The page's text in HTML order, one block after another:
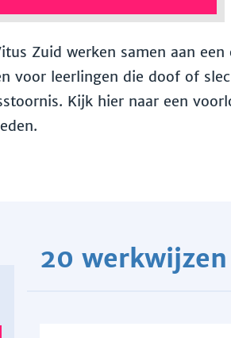
Zuid werken samen aan een
voor leerlingen die doof of
Kijk hier naar een
20